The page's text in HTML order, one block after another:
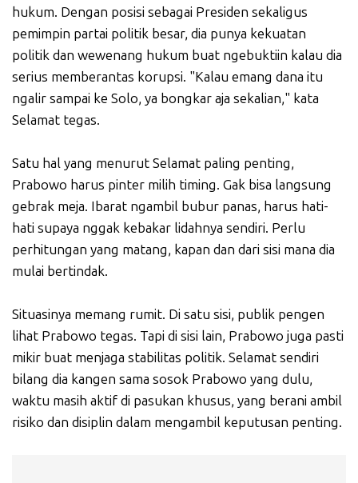
hukum. Dengan posisi sebagai Presiden sekaligus
pemimpin partai politik besar, dia punya kekuatan
politik dan wewenang hukum buat ngebuktiin kalau dia
serius memberantas korupsi. "Kalau emang dana itu
ngalir sampai ke Solo, ya bongkar aja sekalian," kata
Selamat tegas.
Satu hal yang menurut Selamat paling penting,
Prabowo harus pinter milih timing. Gak bisa langsung
gebrak meja. Ibarat ngambil bubur panas, harus hati-
hati supaya nggak kebakar lidahnya sendiri. Perlu
perhitungan yang matang, kapan dan dari sisi mana dia
mulai bertindak.
Situasinya memang rumit. Di satu sisi, publik pengen
lihat Prabowo tegas. Tapi di sisi lain, Prabowo juga pasti
mikir buat menjaga stabilitas politik. Selamat sendiri
bilang dia kangen sama sosok Prabowo yang dulu,
waktu masih aktif di pasukan khusus, yang berani ambil
risiko dan disiplin dalam mengambil keputusan penting.